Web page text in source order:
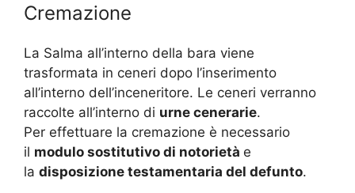
Cremazione
La Salma all’interno della bara viene
trasformata in ceneri dopo l’inserimento
all’interno dell’inceneritore. Le ceneri verranno
raccolte all’interno di urne cenerarie.
Per effettuare la cremazione è necessario
il modulo sostitutivo di notorietà e
la disposizione testamentaria del defunto.